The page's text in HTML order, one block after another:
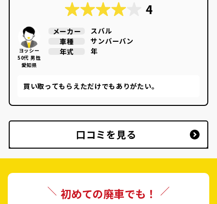
4
ヨッシー
50代 男性
愛知県
メーカー
スバル
車種
サンバーバン
年式
年
買い取ってもらえただけでもありがたい。
口コミを見る
初めての廃車でも！